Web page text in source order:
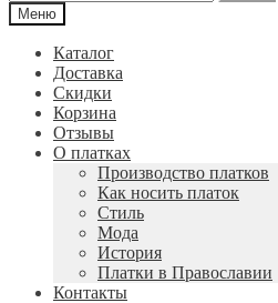
Меню
Каталог
Доставка
Скидки
Корзина
Отзывы
О платках
Производство платков
Как носить платок
Стиль
Мода
История
Платки в Православии
Контакты